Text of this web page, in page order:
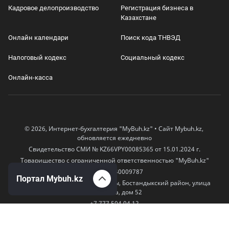
Кадровое делопроизводство
Регистрация бизнеса в
Казахстане
Онлайн календари Поиск кода ТНВЭД
Налоговый кодекс Социальный кодекс
Онлайн-касса
© 2026, Интернет-бухгалтерия "MyBuh.kz" • Сайт Mybuh.kz,
обновляется ежедневно
Свидетельство СМИ № KZ66VPY00085365 от 15.01.2024 г.
Товарищество с ограниченной ответственностью "MyBuh.kz"
БИН 170240009787
050000, Казахстан, город Алматы, Бостандыкский район, улица
Егизбаева, дом 52
+7 777 504 04 12
Портал Mybuh.kz